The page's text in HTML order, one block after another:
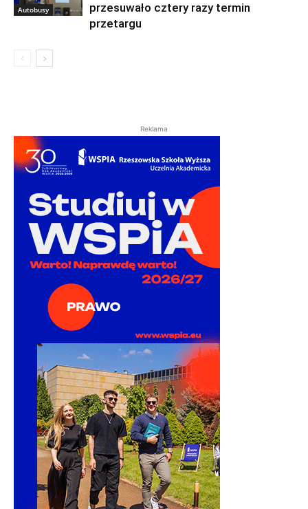
Autobusy
przesuwało cztery razy termin
przetargu
Reklama